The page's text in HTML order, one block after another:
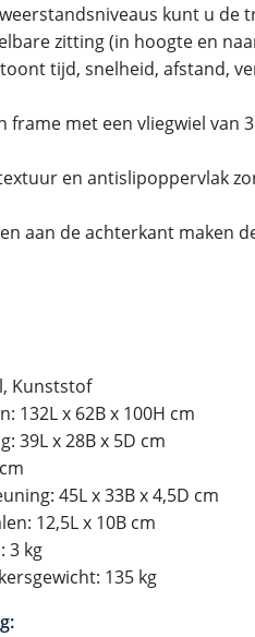
kunt u de
zitting (in hoogte en
tijd, snelheid, afstand,
frame met een vliegwiel van
en antislipoppervlak
aan de achterkant maken
Kunststof
132L x 62B x 100H cm
39L x 28B x 5D cm
45L x 33B x 4,5D cm
12,5L x 10B cm
3 kg
135 kg